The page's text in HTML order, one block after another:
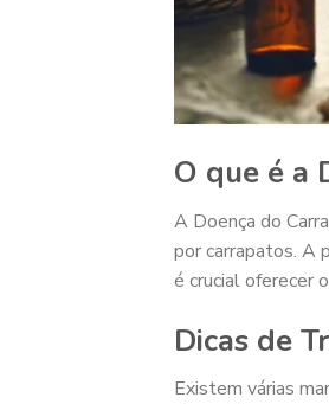
O que é a
A Doença do
por carrapatos. A
é crucial oferecer
Dicas de
Existem várias